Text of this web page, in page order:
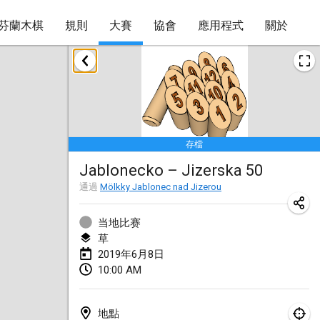
蘭木棋 規則 大賽 協會 應用程式 關於
存檔
Jablonecko – Jizerska 50
通過 Mölkky Jablonec nad Jizerou
当地比赛
草
2019年6月8日
10:00 AM
地點
2019年1月
New Year's Throw Mölkky
2019年1月1日|捷克共和國
Tournoi Mixte ASPTTOM
2019年1月20日 | 法國
Tournoi d'Hiver
2019年1月26日
Liekki Cup
2019年1月26日